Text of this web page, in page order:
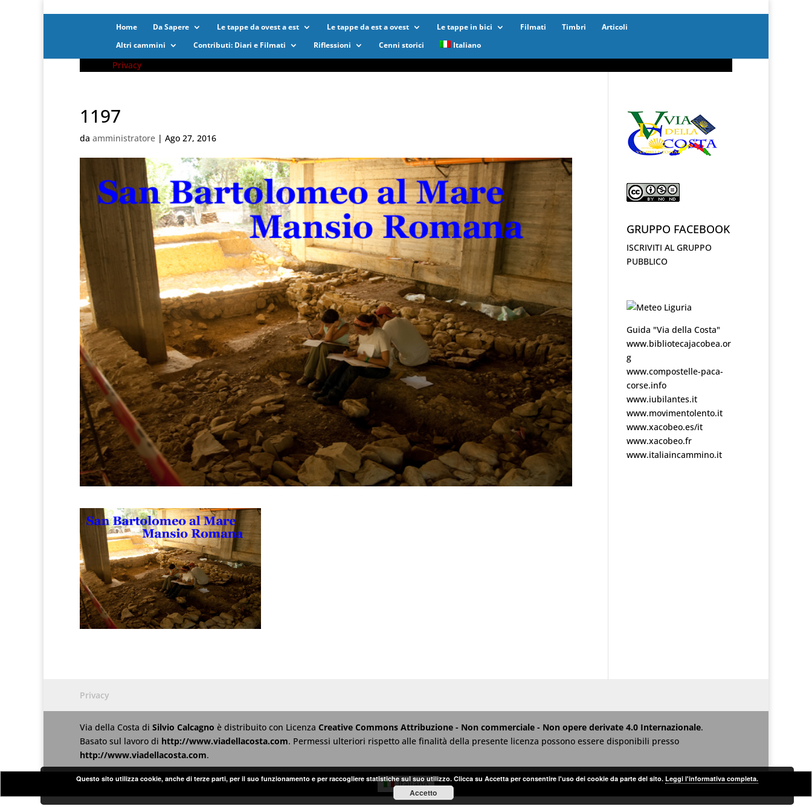
Privacy
Home Da Sapere Le tappe da ovest a est Le tappe da est a ovest Le tappe in bici Filmati Timbri
Articoli
Altri cammini
Contributi: Diari e Filmati Riflessioni Cenni storici Italiano
1197
da amministratore | Ago 27, 2016
GRUPPO FACEBOOK
ISCRIVITI AL GRUPPO
PUBBLICO
Guida "Via della Costa"
www.bibliotecajacobea.or
g
www.compostelle-paca-
corse.info
www.iubilantes.it
www.movimentolento.it
www.xacobeo.es/it
www.xacobeo.fr
www.italiaincammino.it
Privacy
Via della Costa di Silvio Calcagno è distribuito con Licenza Creative Commons Attribuzione - Non commerciale - Non opere derivate 4.0 Internazionale.
Basato sul lavoro di http://www.viadellacosta.com. Permessi ulteriori rispetto alle finalità della presente licenza possono essere disponibili presso
http://www.viadellacosta.com.
Italiano
Questo sito utilizza cookie, anche di terze parti, per il suo funzionamento e per raccogliere statistiche sul suo utilizzo. Clicca su Accetta per consentire l'uso dei cookie da parte del sito.Leggi l'informativa completa.
Accetto